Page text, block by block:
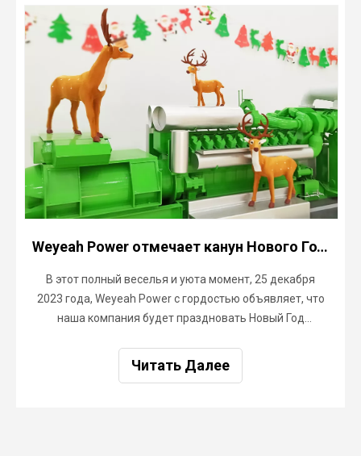
Weyeah Power отмечает канун Нового Года и торжественно разделяет радость праздника!
В этот полный веселья и уюта момент, 25 декабря
2023 года, Weyeah Power с гордостью объявляет, что
наша компания будет праздновать Новый Год
партнерам.
Читать Далее